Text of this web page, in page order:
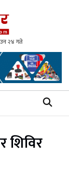
२४ गते
शिविर